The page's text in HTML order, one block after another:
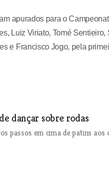
apurados para o
Luiz Viriato, Tomé
e Francisco Jogo, pela
dançar sobre rodas
passos em cima de patins aos